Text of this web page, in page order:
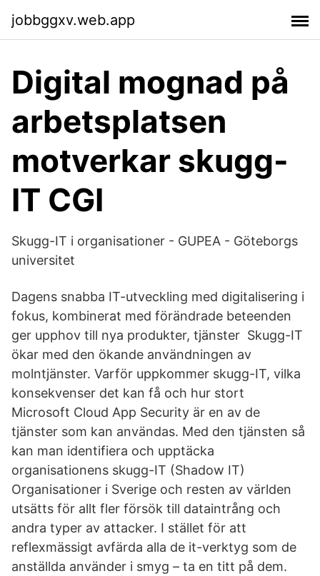
jobbggxv.web.app
Digital mognad på
arbetsplatsen
motverkar skugg-
IT CGI
Skugg-IT i organisationer - GUPEA - Göteborgs
universitet
Dagens snabba IT-utveckling med digitalisering i
fokus, kombinerat med förändrade beteenden
ger upphov till nya produkter, tjänster Skugg-IT
ökar med den ökande användningen av
molntjänster. Varför uppkommer skugg-IT, vilka
konsekvenser det kan få och hur stort
Microsoft Cloud App Security är en av de
tjänster som kan användas. Med den tjänsten så
kan man identifiera och upptäcka
organisationens skugg-IT (Shadow IT)
Organisationer i Sverige och resten av världen
utsätts för allt fler försök till dataintrång och
andra typer av attacker. I stället för att
reflexmässigt avfärda alla de it-verktyg som de
anställda använder i smyg – ta en titt på dem.